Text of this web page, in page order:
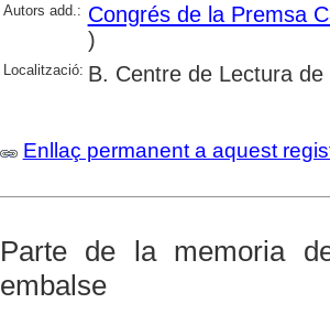
Autors add.: Congrés de la Premsa
)
Localització: B. Centre de Lectura de
Enllaç permanent a aquest
Parte de la memoria
embalse